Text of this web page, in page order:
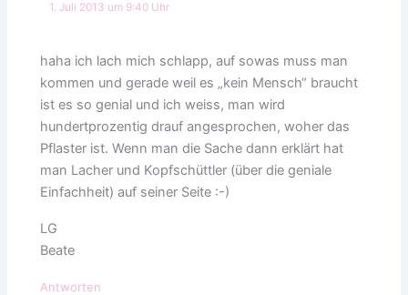
1. Juli 2013 um 9:40 Uhr
haha ich lach mich schlapp, auf sowas muss man
kommen und gerade weil es „kein Mensch“ braucht
ist es so genial und ich weiss, man wird
hundertprozentig drauf angesprochen, woher das
Pflaster ist. Wenn man die Sache dann erklärt hat
man Lacher und Kopfschüttler (über die geniale
Einfachheit) auf seiner Seite :-)
LG
Beate
Antworten